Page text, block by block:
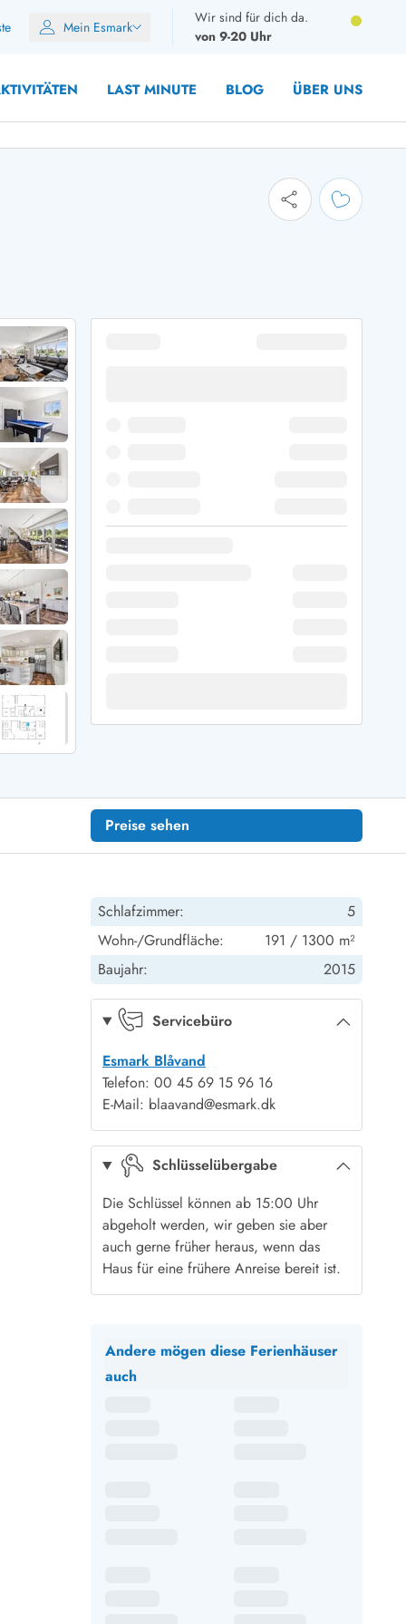
Mein Esmark
Wir sind für dich da.
von 9-20 Uhr
LAST MINUTE BLOG ÜBER UNS
Weihnachten
Silvester
Fjord
Klit
Strand
Husby
Preise sehen
Schlafzimmer:
5
Wohn-/Grundfläche:
191 / 1300 m²
Baujahr:
2015
Servicebüro
Esmark Blåvand
Telefon: 00 45 69 15 96 16
E-Mail: blaavand@esmark.dk
Schlüsselübergabe
Die Schlüssel können ab 15:00 Uhr
abgeholt werden, wir geben sie aber
auch gerne früher heraus, wenn das
Haus für eine frühere Anreise bereit ist.
Andere mögen diese Ferienhäuser
auch